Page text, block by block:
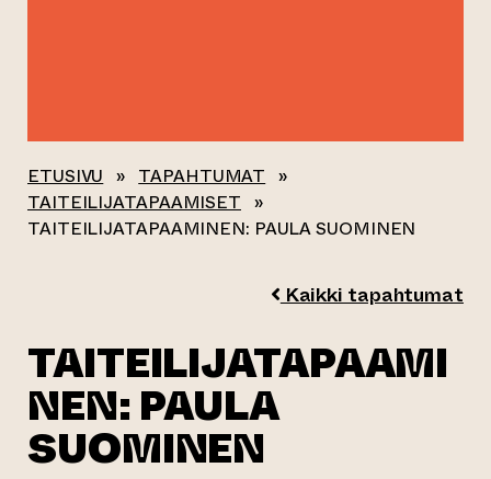
ETUSIVU » TAPAHTUMAT »
TAITEILIJATAPAAMISET »
TAITEILIJATAPAAMINEN: PAULA SUOMINEN
Kaikki tapahtumat
TAITEILIJATAPAAMI
NEN: PAULA
SUOMINEN